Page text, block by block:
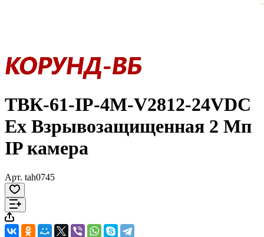
ТВК-61-IP-4М-V2812-24VDC
Ex Взрывозащищенная 2 Мп
IP камера
Арт. tah0745